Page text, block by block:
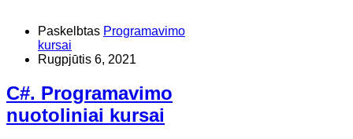
Paskelbtas Programavimo
kursai
Rugpjūtis 6, 2021
C#. Programavimo
nuotoliniai kursai